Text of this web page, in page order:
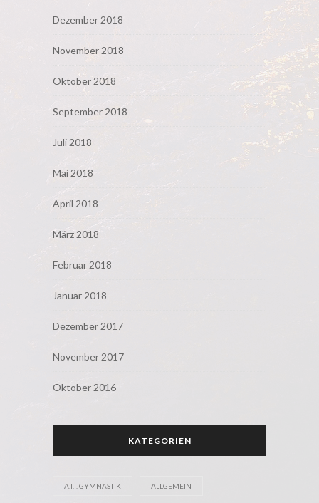
Dezember 2018
November 2018
Oktober 2018
September 2018
Juli 2018
Mai 2018
April 2018
März 2018
Februar 2018
Januar 2018
Dezember 2017
November 2017
Oktober 2016
KATEGORIEN
A.T.T. GYMNASTIK ALLGEMEIN